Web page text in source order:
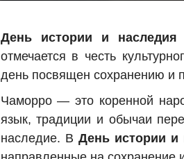
День истории и наследия
отмечается в честь
день посвящен сохранению и
Чаморро — это коренной
язык, традиции и обычаи
наследие. В День истории и